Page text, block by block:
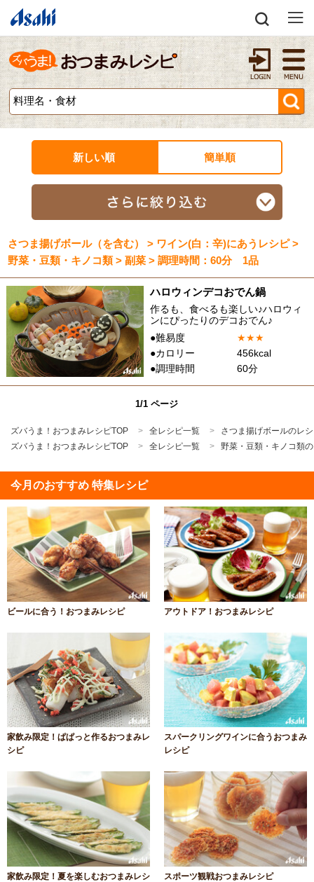
新しい順 簡単順
さつま揚げボール（を含む） > ワイン(白：辛)にあうレシピ >
野菜・豆類・キノコ類 > 副菜 > 調理時間：60分 1品
ハロウィンデコおでん鍋
作るも、食べるも楽しい♪ハロウィ
ンにぴったりのデコおでん♪
●難易度
★★★
●カロリー
456kcal
●調理時間
60分
1/1 ページ
ズバうま！おつまみレシピTOP 全レシピ一覧
さつま揚げボールのレ
ズバうま！おつまみレシピTOP
全レシピ一覧 野菜・豆類・キノコ類
今月のおすすめ 特集レシピ
ビールに合う！おつまみレシピ アウトドア！おつまみレシピ
家飲み限定！ぱぱっと作るおつまみレ
シピ
スパークリングワインに合うおつまみ
レシピ
家飲み限定！夏を楽しむおつまみレシ
スポーツ観戦おつまみレシピ